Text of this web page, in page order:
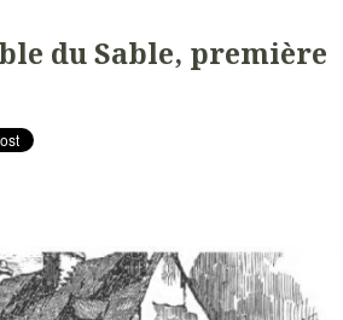
du Sable, première